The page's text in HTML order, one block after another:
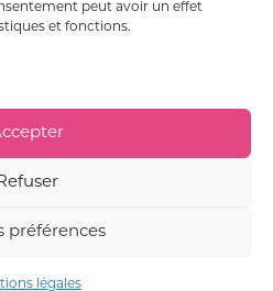
peut avoir un effet
et fonctions.
préférences
légales
ENVIRONNEMENTALES DES EMBALLAGES
AVEC MODÉRATION.
DE 18 ANS. LA PREUVE DE MAJORITÉ DE